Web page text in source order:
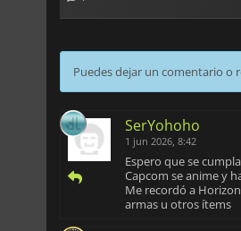
Puedes dejar un comentario o
SerYohoho
1 jun 2026, 8:42
Espero que se
Capcom se anime y
Me recordó a
armas u otros ítems